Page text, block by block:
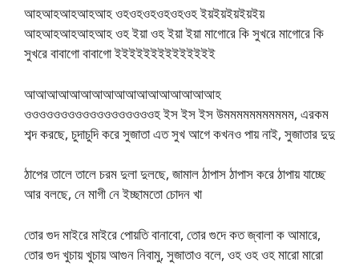
আহআহআহআহআহ ওহওহওহওহওহওহ ইয়ইয়ইয়ইয়ইয়
আহআহআহআহআহ ওহ ইয়া ওহ ইয়া ইয়া মাগোরে কি সুখরে মাগোরে কি
সুখরে বাবাগো বাবাগো ইইইইইইইইইইইইইই
আআআআআআআআআআআআআআআআআহ
ওওওওওওওওওওওওওওওওওওহ ইস ইস ইস উমমমমমমমমমমম, এরকম
শব্দ করছে, চুদাচুদি করে সুজাতা এত সুখ আগে কখনও পায় নাই, সুজাতার দুদু
ঠাপের তালে তালে চরম দুলা দুলছে, জামাল ঠাপাস ঠাপাস করে ঠাপায় যাচ্ছে
আর বলছে, নে মাগী নে ইচ্ছামতো চোদন খা
তোর গুদ মাইরে মাইরে পোয়তি বানাবো, তোর গুদে কত জ্বালা ক আমারে,
তোর গুদ খুচায় খুচায় আগুন নিবামু, সুজাতাও বলে, ওহ ওহ ওহ মারো মারো